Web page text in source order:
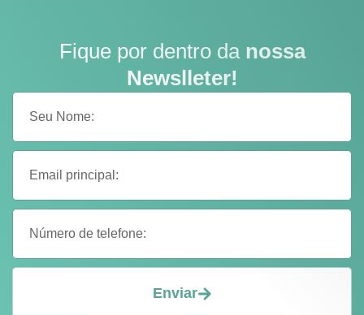
Fique por dentro da nossa
Newslleter!
Enviar